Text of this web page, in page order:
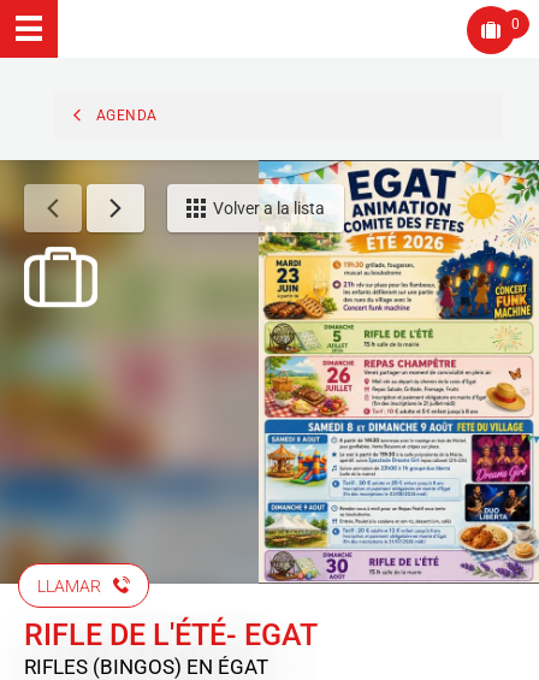
0
AGENDA
Volver a la lista
LLAMAR
RIFLE DE L'ÉTÉ- EGAT
RIFLES (BINGOS) EN ÉGAT